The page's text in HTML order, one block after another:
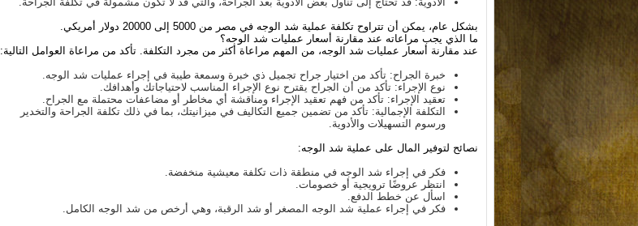
بشكل عام، يمكن أن تتراوح تكلفة عملية شد الوجه في مصر من 5000 إلى 20000 دولار أمريكي.
ما الذي يجب مراعاته عند مقارنة أسعار عمليات شد الوجه؟
عند مقارنة أسعار عمليات شد الوجه، من المهم مراعاة أكثر من مجرد التكلفة. تأكد من مراعاة العوامل التالية:
خبرة الجراح: تأكد من اختيار جراح تجميل ذي خبرة وسمعة طيبة في إجراء عمليات شد الوجه.
نوع الإجراء: تأكد من أن الجراح يقترح نوع الإجراء المناسب لاحتياجاتك وأهدافك.
تعقيد الإجراء: تأكد من فهم تعقيد الإجراء ومناقشة أي مخاطر أو مضاعفات محتملة مع الجراح.
التكلفة الإجمالية: تأكد من تضمين جميع التكاليف في ميزانيتك، بما في ذلك تكلفة الجراحة والتخدير
ورسوم التسهيلات والأدوية.
نصائح لتوفير المال على عملية شد الوجه:
فكر في إجراء شد الوجه في منطقة ذات تكلفة معيشية منخفضة.
انتظر عروضًا ترويجية أو خصومات.
اسأل عن خطط الدفع.
فكر في إجراء عملية شد الوجه المصغر أو شد الرقبة، وهي أرخص من شد الوجه الكامل.